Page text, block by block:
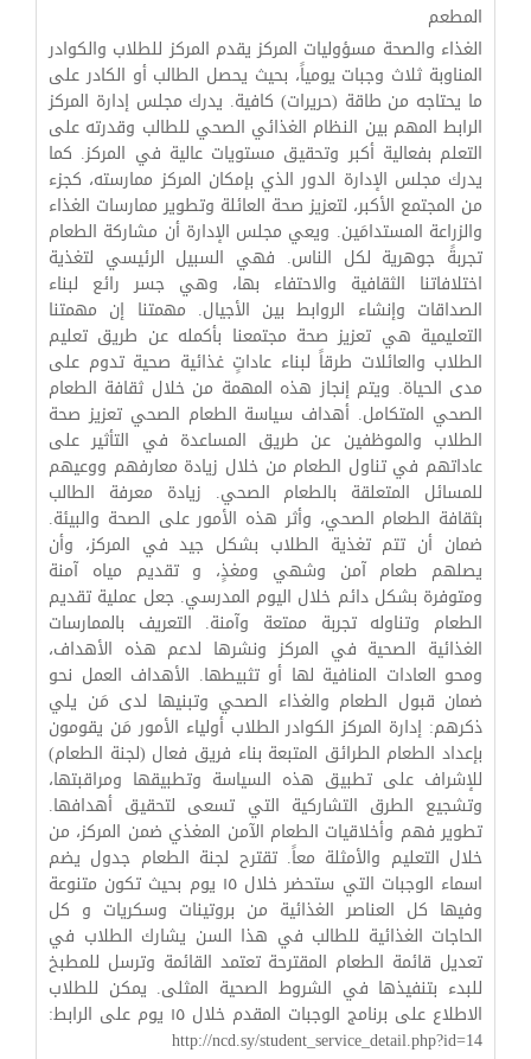
المطعم
الغذاء والصحة مسؤوليات المركز يقدم المركز للطلاب والكوادر
المناوبة ثلاث وجبات يومياً، بحيث يحصل الطالب أو الكادر على
ما يحتاجه من طاقة (حريرات) كافية. يدرك مجلس إدارة المركز
الرابط المهم بين النظام الغذائي الصحي للطالب وقدرته على
التعلم بفعالية أكبر وتحقيق مستويات عالية في المركز. كما
يدرك مجلس الإدارة الدور الذي بإمكان المركز ممارسته، كجزء
من المجتمع الأكبر، لتعزيز صحة العائلة وتطوير ممارسات الغذاء
والزراعة المستدامَين. ويعي مجلس الإدارة أن مشاركة الطعام
تجربةً جوهرية لكل الناس. فهي السبيل الرئيسي لتغذية
اختلافاتنا الثقافية والاحتفاء بها، وهي جسر رائع لبناء
الصداقات وإنشاء الروابط بين الأجيال. مهمتنا إن مهمتنا
التعليمية هي تعزيز صحة مجتمعنا بأكمله عن طريق تعليم
الطلاب والعائلات طرقاً لبناء عاداتٍ غذائية صحية تدوم على
مدى الحياة. ويتم إنجاز هذه المهمة من خلال ثقافة الطعام
الصحي المتكامل. أهداف سياسة الطعام الصحي تعزيز صحة
الطلاب والموظفين عن طريق المساعدة في التأثير على
عاداتهم في تناول الطعام من خلال زيادة معارفهم ووعيهم
للمسائل المتعلقة بالطعام الصحي. زيادة معرفة الطالب
بثقافة الطعام الصحي، وأثر هذه الأمور على الصحة والبيئة.
ضمان أن تتم تغذية الطلاب بشكل جيد في المركز، وأن
يصلهم طعام آمن وشهي ومغذٍ، و تقديم مياه آمنة
ومتوفرة بشكل دائم خلال اليوم المدرسي. جعل عملية تقديم
الطعام وتناوله تجربة ممتعة وآمنة. التعريف بالممارسات
الغذائية الصحية في المركز ونشرها لدعم هذه الأهداف،
ومحو العادات المنافية لها أو تثبيطها. الأهداف العمل نحو
ضمان قبول الطعام والغذاء الصحي وتبنيها لدى مَن يلي
ذكرهم: إدارة المركز الكوادر الطلاب أولياء الأمور مَن يقومون
بإعداد الطعام الطرائق المتبعة بناء فريق فعال (لجنة الطعام)
للإشراف على تطبيق هذه السياسة وتطبيقها ومراقبتها،
وتشجيع الطرق التشاركية التي تسعى لتحقيق أهدافها.
تطوير فهم وأخلاقيات الطعام الآمن المغذي ضمن المركز، من
خلال التعليم والأمثلة معاً. تقترح لجنة الطعام جدول يضم
اسماء الوجبات التي ستحضر خلال ١٥ يوم بحيث تكون متنوعة
وفيها كل العناصر الغذائية من بروتينات وسكريات و كل
الحاجات الغذائية للطالب في هذا السن يشارك الطلاب في
تعديل قائمة الطعام المقترحة تعتمد القائمة وترسل للمطبخ
للبدء بتنفيذها في الشروط الصحية المثلى. يمكن للطلاب
الاطلاع على برنامج الوجبات المقدم خلال ١٥ يوم على الرابط:
http://ncd.sy/student_service_detail.php?id=14